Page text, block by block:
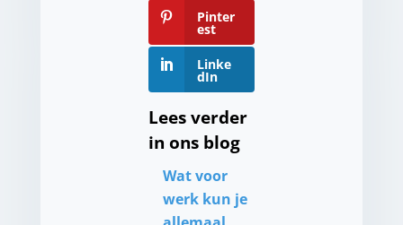
Pinter
est
Linke
dIn
Lees verder
in ons blog
Wat voor
werk kun je